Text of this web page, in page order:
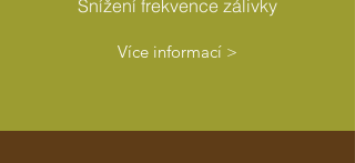
Snížení frekvence zálivky
Více informací >